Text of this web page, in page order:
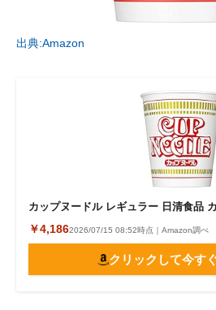
出典:Amazon
カップヌードル レギュラー 日清食品
￥4,1862026/07/15 08:52時点｜Amazon調べ
クリックして今す